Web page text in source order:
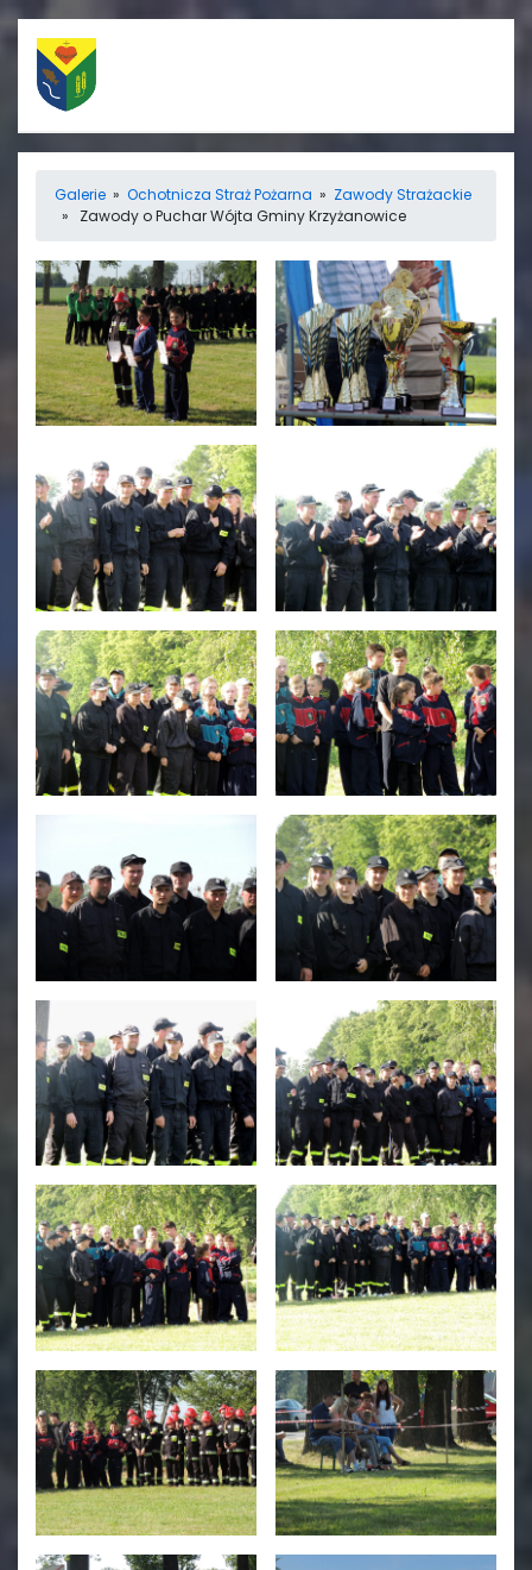
Porządek nabożeństw
Straż Pożarna
Ośrodek zdrowia
Koło gospodyń
Rada sołecka
Świetlica
Strona główna
Informacje
Aktualności
Galerie
Galerie » Ochotnicza Straż Pożarna » Zawody Strażackie
» Zawody o Puchar Wójta Gminy Krzyżanowice